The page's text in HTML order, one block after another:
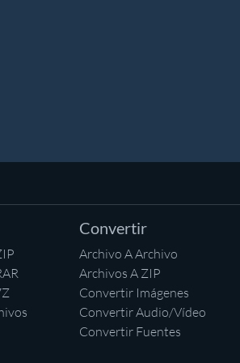
Convertir
Archivo A Archivo
Archivos A ZIP
Convertir Imágenes
Convertir Audio/Vídeo
Convertir Fuentes